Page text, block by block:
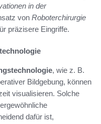
in der
von Roboterchirurgie
präzisere Eingriffe.
, wie z. B.
Bildgebung, können
visualisieren. Solche
dafür ist,